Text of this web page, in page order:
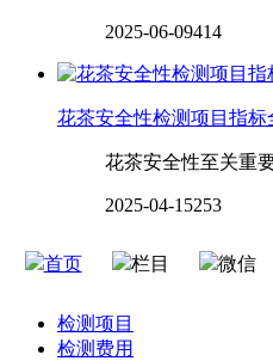
2025-06-09414
花茶安全性检测项目指标
花茶安全性至关重
2025-04-15253
首页 栏目 微信
检测项目
检测费用